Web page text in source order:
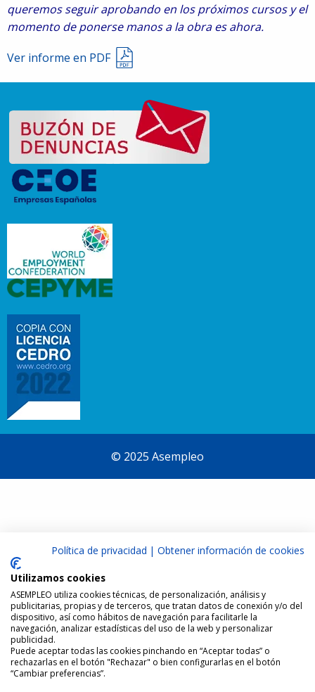
queremos seguir aprobando en los próximos cursos y el
momento de ponerse manos a la obra es ahora.
Ver informe en PDF
© 2025 Asempleo
Política de privacidad | Obtener información de cookies
Utilizamos cookies
ASEMPLEO utiliza cookies técnicas, de personalización, análisis y
publicitarias, propias y de terceros, que tratan datos de conexión y/o del
dispositivo, así como hábitos de navegación para facilitarle la
navegación, analizar estadísticas del uso de la web y personalizar
publicidad.
Puede aceptar todas las cookies pinchando en “Aceptar todas” o
rechazarlas en el botón "Rechazar" o bien configurarlas en el botón
“Cambiar preferencias”.